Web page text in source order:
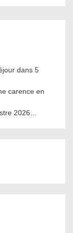
dans 5
carence en
2026…